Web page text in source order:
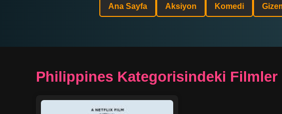
Ana Sayfa Aksiyon Komedi
Philippines Kategorisindeki Filmler